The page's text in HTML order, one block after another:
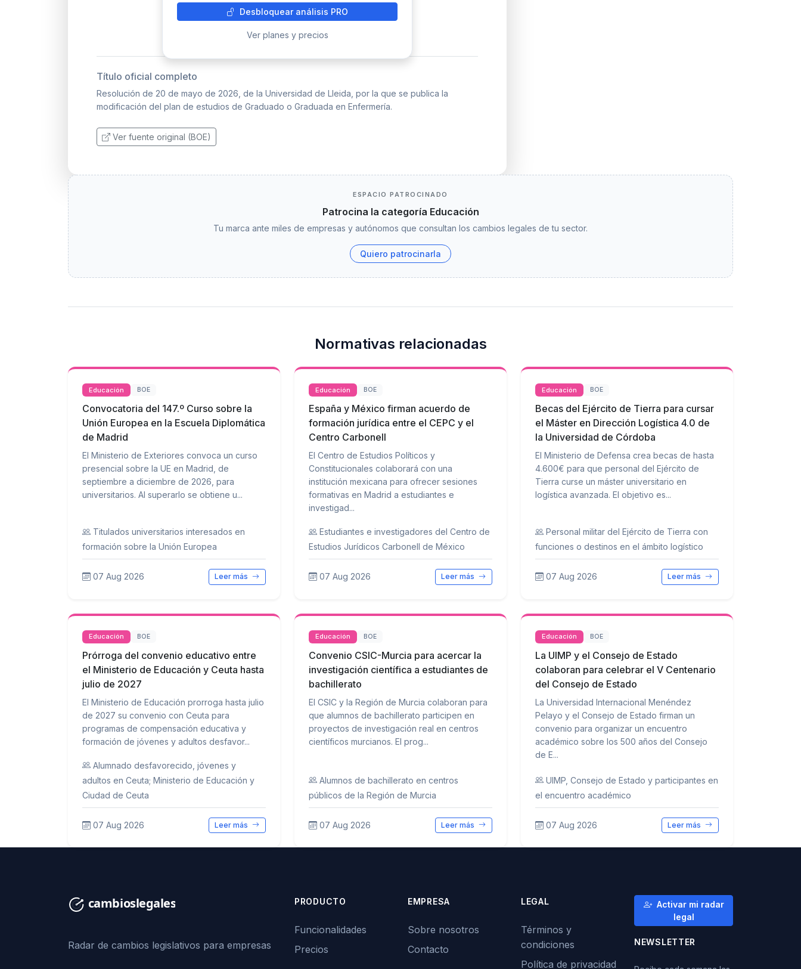
Desbloquear análisis PRO
Ver planes y precios
Título oficial completo
Resolución de 20 de mayo de 2026, de la Universidad de Lleida, por la que se publica la
modificación del plan de estudios de Graduado o Graduada en Enfermería.
Ver fuente original (BOE)
ESPACIO PATROCINADO
Patrocina la categoría Educación
Tu marca ante miles de empresas y autónomos que consultan los cambios legales de tu sector.
Quiero patrocinarla
Normativas relacionadas
Educación BOE
Convocatoria del 147.º Curso sobre la
Unión Europea en la Escuela Diplomática
de Madrid
El Ministerio de Exteriores convoca un curso
presencial sobre la UE en Madrid, de
septiembre a diciembre de 2026, para
universitarios. Al superarlo se obtiene u...
Titulados universitarios interesados en
formación sobre la Unión Europea
07 Aug 2026 Leer más
Educación BOE
España y México firman acuerdo de
formación jurídica entre el CEPC y el
Centro Carbonell
El Centro de Estudios Políticos y
Constitucionales colaborará con una
institución mexicana para ofrecer sesiones
formativas en Madrid a estudiantes e
investigad...
Estudiantes e investigadores del Centro de
Estudios Jurídicos Carbonell de México
07 Aug 2026 Leer más
Educación BOE
Becas del Ejército de Tierra para cursar
el Máster en Dirección Logística 4.0 de
la Universidad de Córdoba
El Ministerio de Defensa crea becas de hasta
4.600€ para que personal del Ejército de
Tierra curse un máster universitario en
logística avanzada. El objetivo es...
Personal militar del Ejército de Tierra con
funciones o destinos en el ámbito logístico
07 Aug 2026 Leer más
Educación BOE
Prórroga del convenio educativo entre
el Ministerio de Educación y Ceuta hasta
julio de 2027
El Ministerio de Educación prorroga hasta julio
de 2027 su convenio con Ceuta para
programas de compensación educativa y
formación de jóvenes y adultos desfavor...
Alumnado desfavorecido, jóvenes y
adultos en Ceuta; Ministerio de Educación y
Ciudad de Ceuta
07 Aug 2026 Leer más
Educación BOE
Convenio CSIC-Murcia para acercar la
investigación científica a estudiantes de
bachillerato
El CSIC y la Región de Murcia colaboran para
que alumnos de bachillerato participen en
proyectos de investigación real en centros
científicos murcianos. El prog...
Alumnos de bachillerato en centros
públicos de la Región de Murcia
07 Aug 2026 Leer más
Educación BOE
La UIMP y el Consejo de Estado
colaboran para celebrar el V Centenario
del Consejo de Estado
La Universidad Internacional Menéndez
Pelayo y el Consejo de Estado firman un
convenio para organizar un encuentro
académico sobre los 500 años del Consejo
de E...
UIMP, Consejo de Estado y participantes en
el encuentro académico
07 Aug 2026 Leer más
Radar de cambios legislativos para empresas
PRODUCTO
Funcionalidades
Precios
EMPRESA
Sobre nosotros
Contacto
LEGAL
Términos y
condiciones
Política de privacidad
Activar mi radar
legal
NEWSLETTER